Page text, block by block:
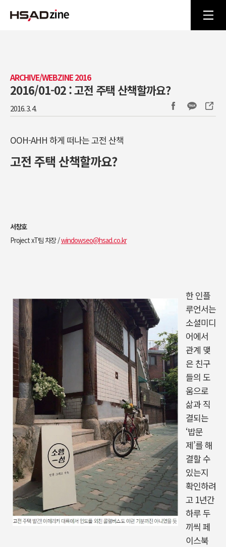
ARCHIVE/WEBZINE 2016
2016/01-02 : 고전 주택 산책할까요?
2016. 3. 4.
OOH-AHH 하게 떠나는 고전 산책
고전 주택 산책할까요?
서창호
Project xT팀 차장 /windowseo@hsad.co.kr
한 인플
루언서는
소셜미디
어에서
관계 맺
은 친구
들의 도
움으로
삶과 직
결되는
‘밥문
제’를 해
결할 수
있는지
확인하려
고 1년간
하루 두
끼씩 페
이스북